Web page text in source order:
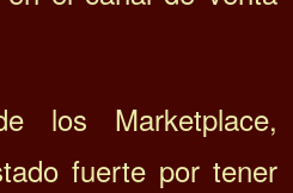
los Marketplace,
fuerte por tener